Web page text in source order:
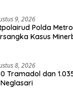
9, 2026
Polda
Kasus
8, 2026
Tramadol dan